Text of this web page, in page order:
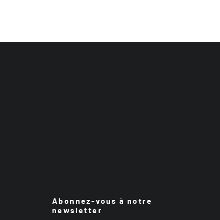
Abonnez-vous à notre
newsletter